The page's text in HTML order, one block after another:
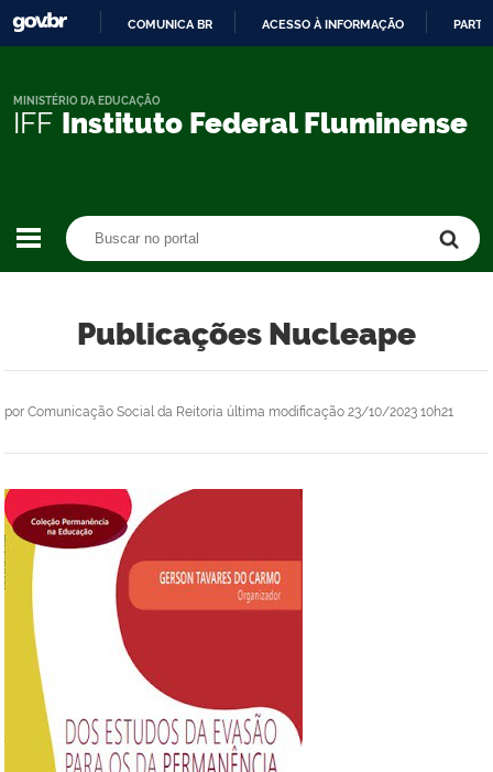
CONTEÚDO
COMUNICA BR ACESSO À INFORMAÇÃO
IFF Instituto Federal Fluminense
MINISTÉRIO DA EDUCAÇÃO
Publicações Nucleape
por Comunicação Social da Reitoria última modificação 23/10/2023 10h21